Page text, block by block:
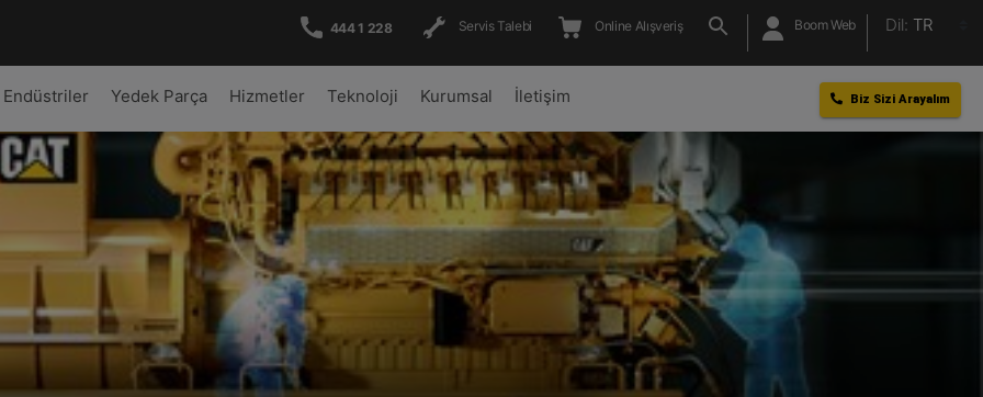
444 1 228 Servis Talebi Online Alışveriş Boom Web Dil: TR
Endüstriler Yedek Parça Hizmetler Teknoloji Kurumsal İletişim Biz Sizi Arayalım